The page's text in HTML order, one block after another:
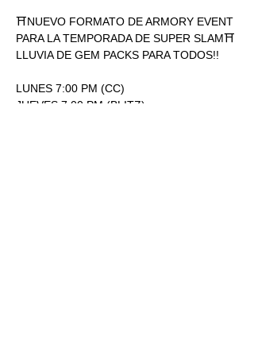
⛩NUEVO FORMATO DE ARMORY EVENT
PARA LA TEMPORADA DE SUPER SLAM⛩
LLUVIA DE GEM PACKS PARA TODOS!!
LUNES 7:00 PM (CC)
JUEVES 7:00 PM (BLITZ)